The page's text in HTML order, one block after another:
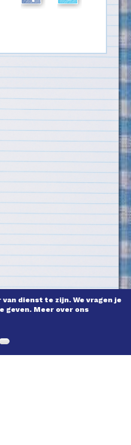
dienst te zijn. We vragen je
geven. Meer over ons